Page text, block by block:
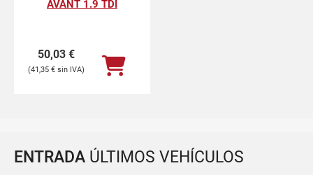
AVANT 1.9 TDI
50,03 €
41,35 €
ENTRADA ÚLTIMOS VEHÍCULOS